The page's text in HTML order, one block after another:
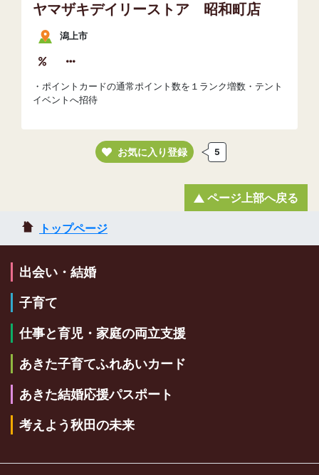
ヤマザキデイリーストア 昭和町店
潟上市
・ポイントカードの通常ポイント数を１ランク増数・テント
イベントへ招待
お気に入り登録 5
トップページ
ページ上部へ戻る
出会い・結婚
子育て
仕事と育児・家庭の両立支援
あきた子育てふれあいカード
あきた結婚応援パスポート
考えよう秋田の未来